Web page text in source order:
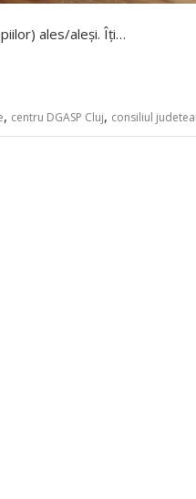
ales/aleși. Îți…
, centru DGASP Cluj, consiliul